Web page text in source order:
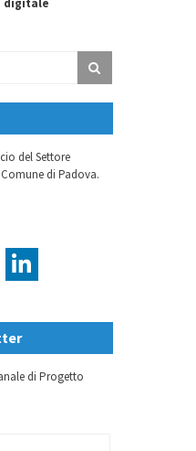
digitale
del Settore
di Padova.
di Progetto